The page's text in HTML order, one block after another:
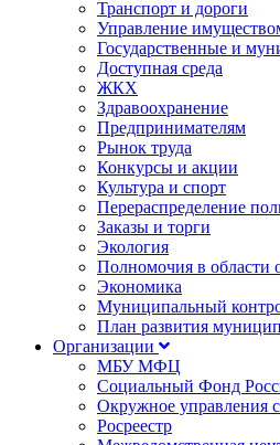
Транспорт и дороги
Управление
Государственные и
Доступная среда
ЖКХ
Здравоохранение
Предпринимателям
Рынок труда
Конкурсы и акции
Культура и спорт
Перераспределение
Заказы и торги
Экология
Полномочия в
Экономика
Муниципальный
План развития
Организации
МБУ МФЦ
Социальный Фонд
Окружное управления
Росреестр